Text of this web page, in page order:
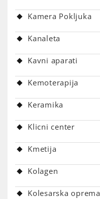
Kamera Pokljuka
Kanaleta
Kavni aparati
Kemoterapija
Keramika
Klicni center
Kmetija
Kolagen
Kolesarska oprema